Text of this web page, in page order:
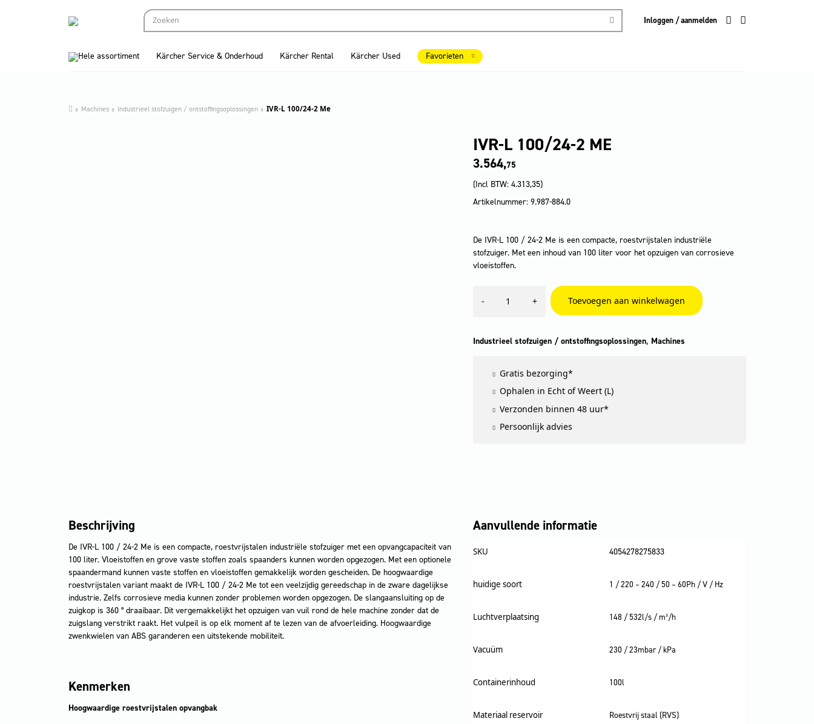
Inloggen / aanmelden
Hele assortiment Kärcher Service & Onderhoud Kärcher Rental Kärcher Used Favorieten
Machines Industrieel stofzuigen / ontstoffingsoplossingen IVR-L 100/24-2 Me
IVR-L 100/24-2 ME
3.564,75
(Incl BTW: 4.313,35)
Artikelnummer: 9.987-884.0
De IVR-L 100 / 24-2 Me is een compacte, roestvrijstalen industriële
stofzuiger. Met een inhoud van 100 liter voor het opzuigen van corrosieve
vloeistoffen.
-
Me
+ Toevoegen aan winkelwagen
Industrieel stofzuigen / ontstoffingsoplossingen, Machines
Gratis bezorging*
Ophalen in Echt of Weert (L)
Verzonden binnen 48 uur*
Persoonlijk advies
Beschrijving
De IVR-L 100 / 24-2 Me is een compacte, roestvrijstalen industriële stofzuiger met een opvangcapaciteit van
100 liter. Vloeistoffen en grove vaste stoffen zoals spaanders kunnen worden opgezogen. Met een optionele
spaandermand kunnen vaste stoffen en vloeistoffen gemakkelijk worden gescheiden. De hoogwaardige
roestvrijstalen variant maakt de IVR-L 100 / 24-2 Me tot een veelzijdig gereedschap in de zware dagelijkse
industrie. Zelfs corrosieve media kunnen zonder problemen worden opgezogen. De slangaansluiting op de
zuigkop is 360 ° draaibaar. Dit vergemakkelijkt het opzuigen van vuil rond de hele machine zonder dat de
zuigslang verstrikt raakt. Het vulpeil is op elk moment af te lezen van de afvoerleiding. Hoogwaardige
zwenkwielen van ABS garanderen een uitstekende mobiliteit.
Kenmerken
Hoogwaardige roestvrijstalen opvangbak
Aanvullende informatie
SKU 4054278275833
huidige soort 1 / 220 – 240 / 50 – 60Ph / V / Hz
Luchtverplaatsing 148 / 532l/s / m³/h
Vacuüm 230 / 23mbar / kPa
Containerinhoud 100l
Materiaal reservoir Roestvrij staal (RVS)